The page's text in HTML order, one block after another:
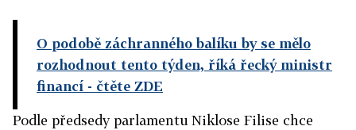
O podobě záchranného balíku by se mělo
rozhodnout tento týden, říká řecký ministr
financí - čtěte ZDE
Podle předsedy parlamentu Niklose Filise chce